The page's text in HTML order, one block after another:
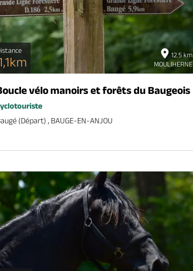
12.5 km
MOULIHERNE
vélo manoirs et forêts du Baugeois
(départ) , BAUGE-EN-ANJOU